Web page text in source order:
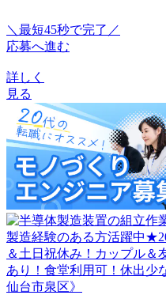
＼最短45秒で完了／
応募へ進む
詳しく
見る